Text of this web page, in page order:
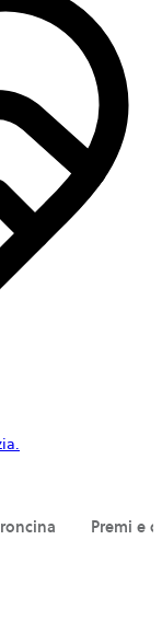
Premi e